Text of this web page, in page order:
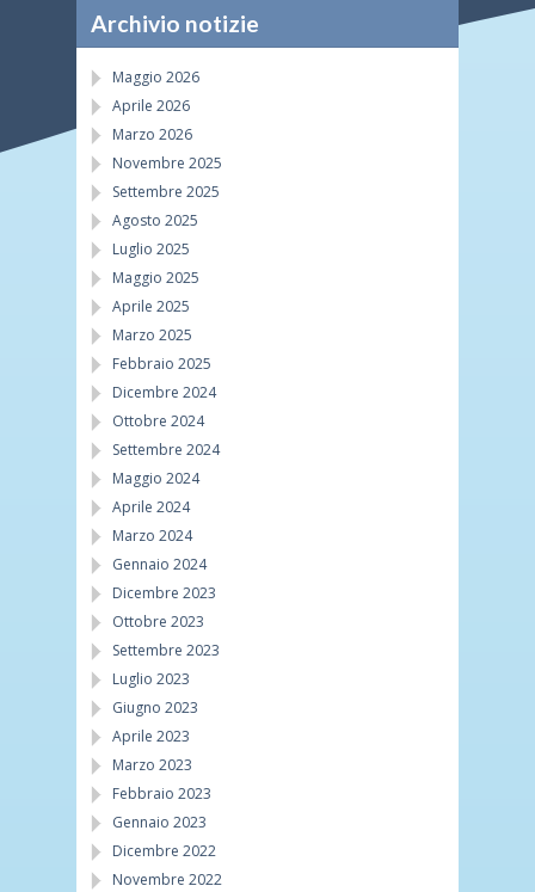
Archivio notizie
Maggio 2026
Aprile 2026
Marzo 2026
Novembre 2025
Settembre 2025
Agosto 2025
Luglio 2025
Maggio 2025
Aprile 2025
Marzo 2025
Febbraio 2025
Dicembre 2024
Ottobre 2024
Settembre 2024
Maggio 2024
Aprile 2024
Marzo 2024
Gennaio 2024
Dicembre 2023
Ottobre 2023
Settembre 2023
Luglio 2023
Giugno 2023
Aprile 2023
Marzo 2023
Febbraio 2023
Gennaio 2023
Dicembre 2022
Novembre 2022